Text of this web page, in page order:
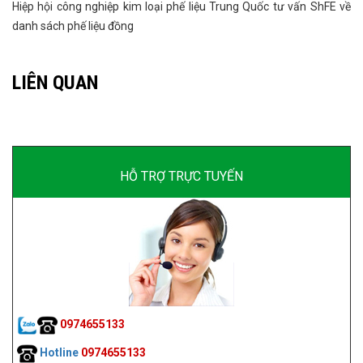
Hiệp hội công nghiệp kim loại phế liệu Trung Quốc tư vấn ShFE về
danh sách phế liệu đồng
LIÊN QUAN
HỖ TRỢ TRỰC TUYẾN
0974655133
Hotline 0974655133